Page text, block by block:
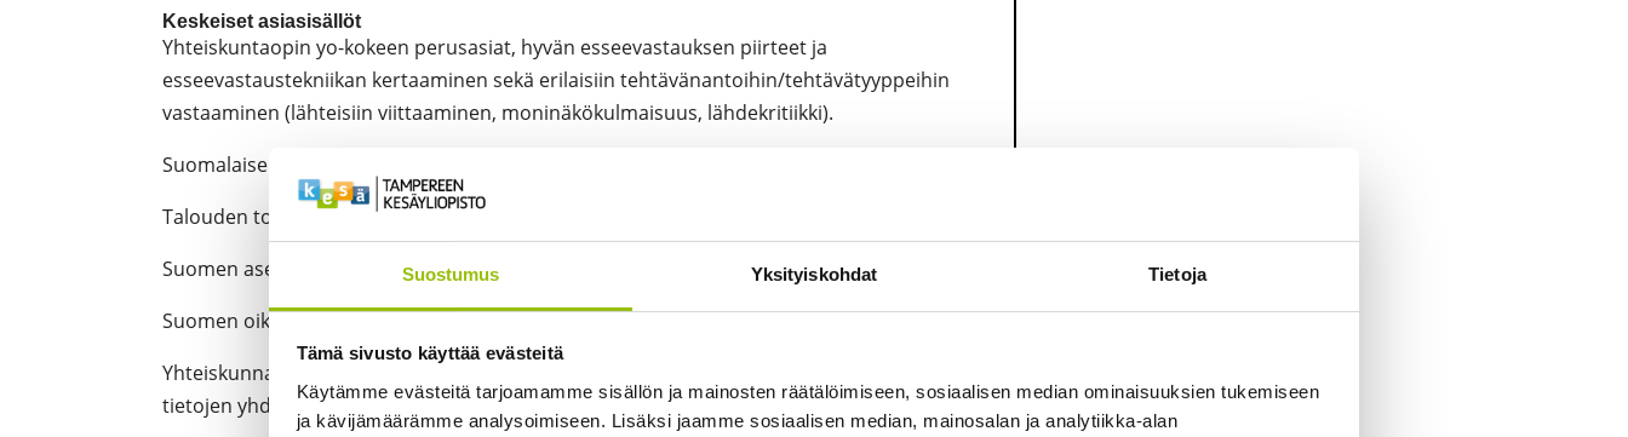
Suostumus Yksityiskohdat Tietoja
Tämä sivusto käyttää evästeitä
Käytämme evästeitä tarjoamamme sisällön ja mainosten räätälöimiseen, sosiaalisen median ominaisuuksien tukemiseen
ja kävijämäärämme analysoimiseen. Lisäksi jaamme sosiaalisen median, mainosalan ja analytiikka-alan
Keskeiset asiasisällöt
Yhteiskuntaopin yo-kokeen perusasiat, hyvän esseevastauksen piirteet ja
esseevastaustekniikan kertaaminen sekä erilaisiin tehtävänantoihin/tehtävätyyppeihin
vastaaminen (lähteisiin viittaaminen, moninäkökulmaisuus, lähdekritiikki).
Suomalaisen yhteiskunnan ja valtion perusrakenteet sekä yhteiskunnallinen toiminta.
Talouden toimintaperiaatteet ja talouspolitiikka.
Suomen asema Euroopassa ja maailmassa, EU ja maailmanpolitiikka.
Suomen oikeusjärjestyksen ja oikeuden käytön perusteet.
Yhteiskunnallisten kokonaisuuksien hahmottaminen ja eri opintojaksojen/moduulien
tietojen yhdistäminen.